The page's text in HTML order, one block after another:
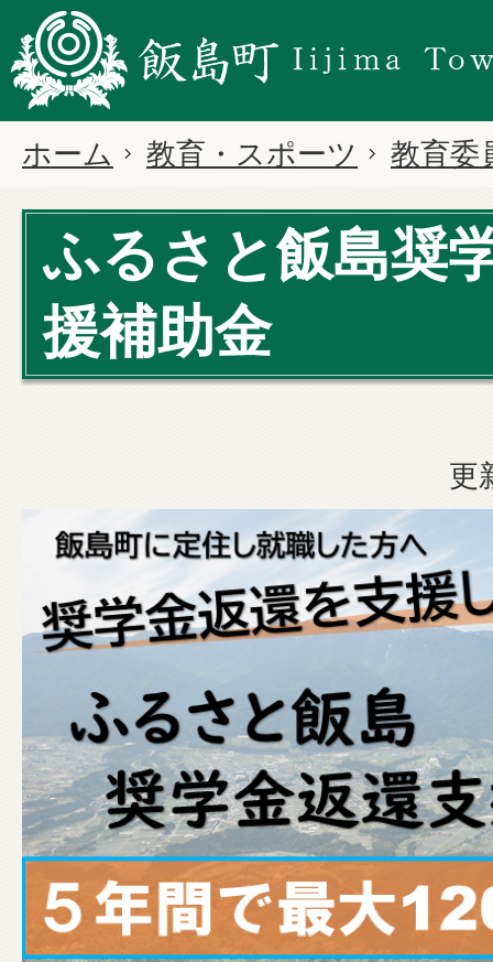
ホーム 教育・スポーツ 教育委
ふるさと飯島奨
援補助金
更